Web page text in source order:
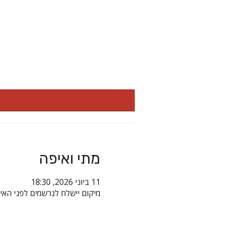
מתי ואיפה
11 ביוני 2026, 18:30
מיקום יישלח לנרשמים לפני